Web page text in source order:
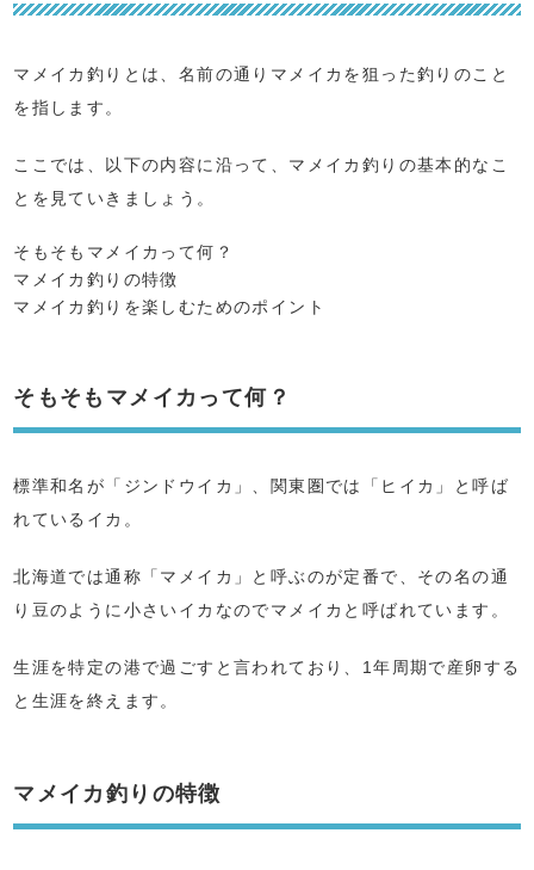
マメイカ釣りとは、名前の通りマメイカを狙った釣りのこと
を指します。
ここでは、以下の内容に沿って、マメイカ釣りの基本的なこ
とを見ていきましょう。
そもそもマメイカって何？
マメイカ釣りの特徴
マメイカ釣りを楽しむためのポイント
そもそもマメイカって何？
標準和名が「ジンドウイカ」、関東圏では「ヒイカ」と呼ば
れているイカ。
北海道では通称「マメイカ」と呼ぶのが定番で、その名の通
り豆のように小さいイカなのでマメイカと呼ばれています。
生涯を特定の港で過ごすと言われており、1年周期で産卵する
と生涯を終えます。
マメイカ釣りの特徴